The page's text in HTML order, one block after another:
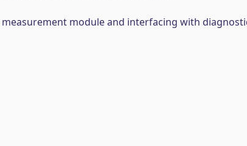
module and interfacing with